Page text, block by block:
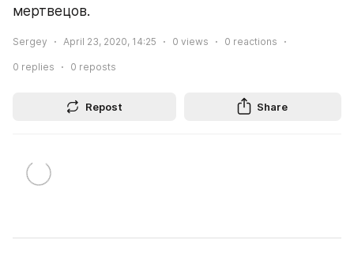
мертвецов.
Sergey April 23, 2020, 14:25 0 views 0 reactions
0 replies 0 reposts
Repost Share